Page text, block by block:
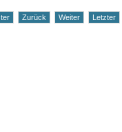
Zurück Weiter Letzter